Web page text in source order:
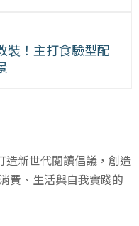
裝！主打食驗型配
造新世代閱讀倡議，創造
費、生活與自我實踐的